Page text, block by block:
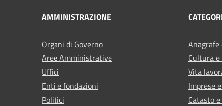
AMMINISTRAZIONE
Organi di Governo
Aree Amministrative
Uffici
Enti e fondazioni
Politici
Cultura
Vita
Imprese
Catasto